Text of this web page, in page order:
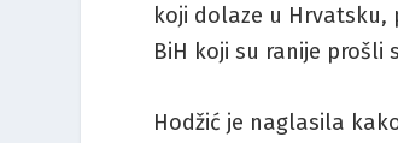
koji dolaze u Hrvatsku,
BiH koji su ranije prošli
Hodžić je naglasila